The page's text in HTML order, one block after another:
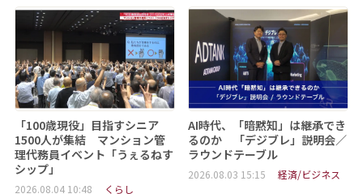
「100歳現役」目指すシニア
1500人が集結 マンション管
理代務員イベント「うぇるねす
シップ」
2026.08.04 10:48 くらし
AI時代、「暗黙知」は継承でき
るのか 「デジブレ」説明会／
ラウンドテーブル
2026.08.03 15:15 経済/ビジネス